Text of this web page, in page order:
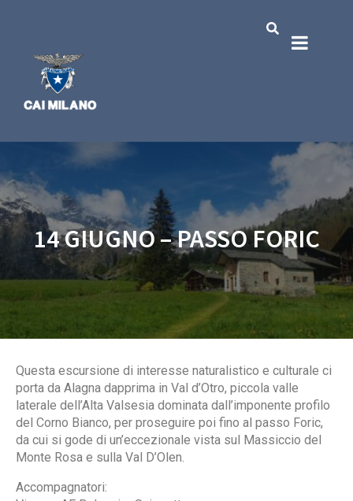
14 GIUGNO – PASSO FORIC
Questa escursione di interesse naturalistico e culturale ci
porta da Alagna dapprima in Val d’Otro, piccola valle
laterale dell’Alta Valsesia dominata dall’imponente profilo
del Corno Bianco, per proseguire poi fino al passo Foric,
da cui si gode di un’eccezionale vista sul Massiccio del
Monte Rosa e sulla Val D’Olen.
Accompagnatori: